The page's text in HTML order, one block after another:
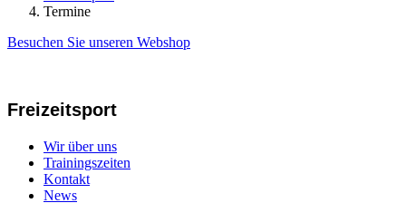
Termine
Besuchen Sie unseren Webshop
Freizeitsport
Wir über uns
Trainingszeiten
Kontakt
News